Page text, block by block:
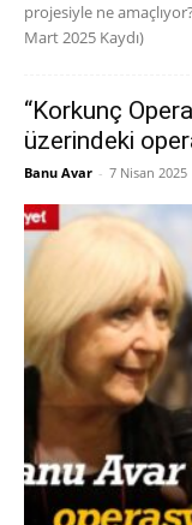
projesiyle ne
Mart 2025 Kaydı)
“Korkunç
üzerindeki
Banu Avar - 7 Nisan 2025